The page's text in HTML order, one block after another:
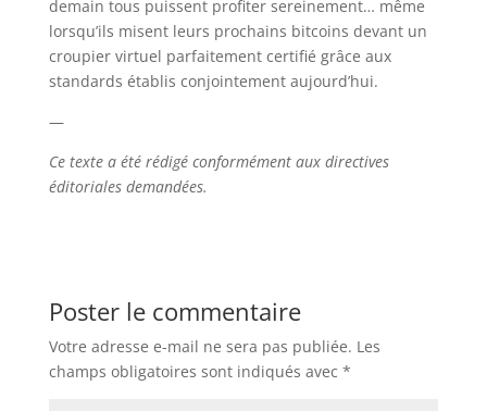
demain tous puissent profiter sereinement… même
lorsqu’ils misent leurs prochains bitcoins devant un
croupier virtuel parfaitement certifié grâce aux
standards établis conjointement aujourd’hui.
—
Ce texte a été rédigé conformément aux directives
éditoriales demandées.
Poster le commentaire
Votre adresse e-mail ne sera pas publiée. Les
champs obligatoires sont indiqués avec *